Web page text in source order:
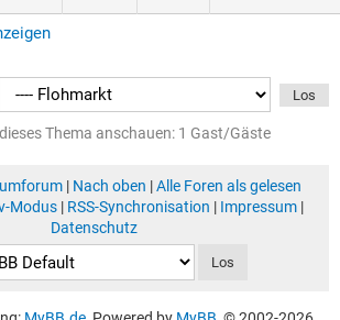
Thema anschauen: 1 Gast/Gäste
| Nach oben |Alle Foren als gelesen
Modus| RSS-Synchronisation | Impressum|
Datenschutz